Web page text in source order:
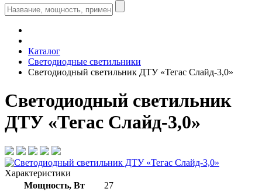
Каталог
Светодиодные светильники
Светодиодный светильник ДТУ «Тегас Слайд-3,0»
Светодиодный светильник
ДТУ «Тегас Слайд-3,0»
Характеристики
Мощность, Вт
27